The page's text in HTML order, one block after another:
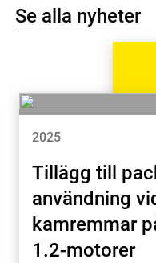
Se alla nyheter
2025
Tillägg till
användning
kamremmar
1.2-motorer